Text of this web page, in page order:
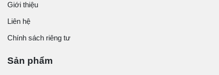
Giới thiệu
Liên hệ
Chính sách riêng tư
Sản phẩm